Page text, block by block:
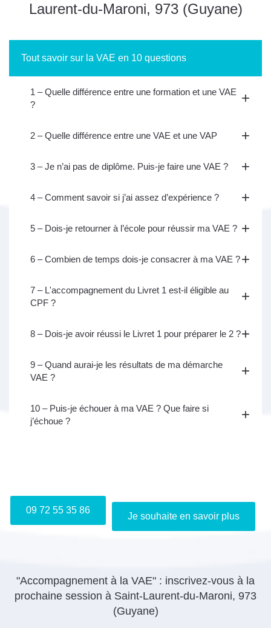
Laurent-du-Maroni, 973 (Guyane)
Tout savoir sur la VAE en 10 questions
1 – Quelle différence entre une formation et une VAE
?
2 – Quelle différence entre une VAE et une VAP
3 – Je n’ai pas de diplôme. Puis-je faire une VAE ?
4 – Comment savoir si j’ai assez d’expérience ?
5 – Dois-je retourner à l’école pour réussir ma VAE ?
6 – Combien de temps dois-je consacrer à ma VAE ?
7 – L'accompagnement du Livret 1 est-il éligible au
CPF ?
8 – Dois-je avoir réussi le Livret 1 pour préparer le 2 ?
9 – Quand aurai-je les résultats de ma démarche
VAE ?
10 – Puis-je échouer à ma VAE ? Que faire si
j’échoue ?
09 72 55 35 86
Je souhaite en savoir plus
"Accompagnement à la VAE" : inscrivez-vous à la
prochaine session à Saint-Laurent-du-Maroni, 973
(Guyane)